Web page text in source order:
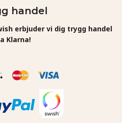
handel
erbjuder vi dig trygg handel
Klarna!